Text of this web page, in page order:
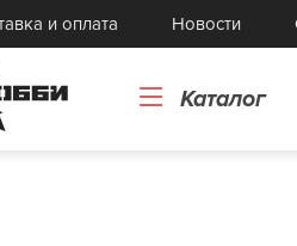
и оплата Новости
Каталог
изделия
прессформы